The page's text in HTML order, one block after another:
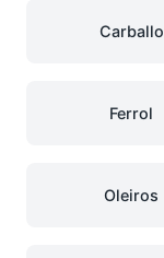
Carballo
Ferrol
Oleiros